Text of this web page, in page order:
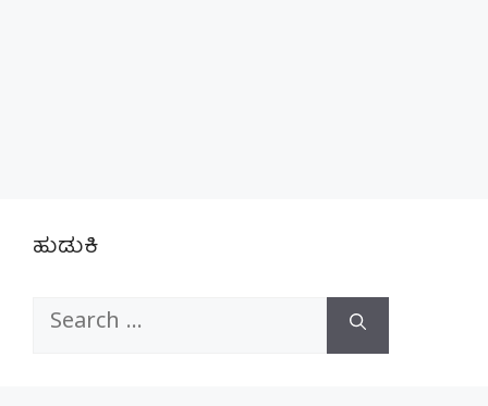
ಹುಡುಕಿ
Search